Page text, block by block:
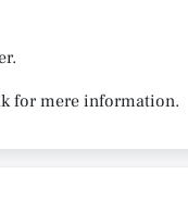
for mere information.